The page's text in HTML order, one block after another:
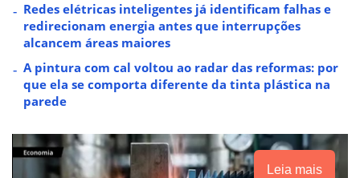
Redes elétricas inteligentes já identificam falhas e
redirecionam energia antes que interrupções
alcancem áreas maiores
A pintura com cal voltou ao radar das reformas: por
que ela se comporta diferente da tinta plástica na
parede
Leia mais